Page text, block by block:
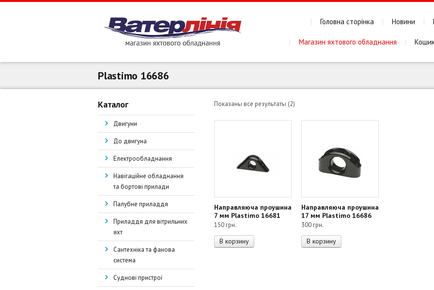
Головна сторінка Новини
Магазин яхтового обладнання
Plastimo 16686
Показаны все результаты (2)
Направляюча проушина
7 мм Plastimo 16681
150 грн.
В корзину
Направляюча проушина
17 мм Plastimo 16686
300 грн.
В корзину
Каталог
Двигуни
До двигуна
Електрообладнання
Навігаційне обладнання
та бортові прилади
Палубне приладдя
Приладдя для вітрильних
яхт
Сантехніка та фанова
система
Суднові пристрої